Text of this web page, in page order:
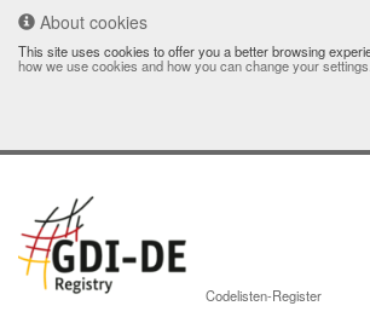
About cookies
This site uses cookies to offer you a better browsing
how we use cookies and how you can change your settings
Codelisten-Register